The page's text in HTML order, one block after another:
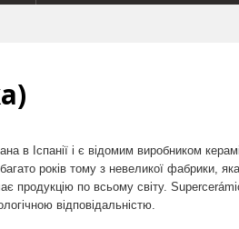
в Іспанії і є відомим виробником
багато років тому з невеликої фабрики,
продукцію по всьому світу.
відповідальністю.